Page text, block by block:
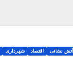
آتش نشانی اقتصاد شهرداری